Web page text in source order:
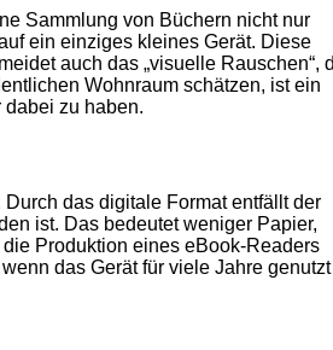
Sammlung von Büchern nicht nur
ein einziges kleines Gerät. Diese
auch das „visuelle Rauschen“,
Wohnraum schätzen, ist ein
zu haben.
das digitale Format entfällt der
ist. Das bedeutet weniger Papier,
Produktion eines eBook-Readers
das Gerät für viele Jahre